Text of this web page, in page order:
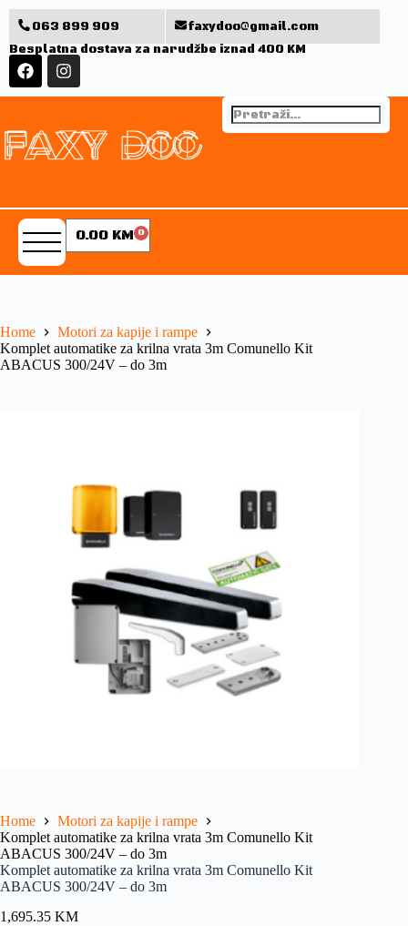
063 899 909
faxydoo@gmail.com
Besplatna dostava za narudžbe iznad 400 KM
0.00 KM 0
Home
Motori za kapije i rampe
Komplet automatike za krilna vrata 3m Comunello Kit
ABACUS 300/24V – do 3m
Home
Motori za kapije i rampe
Komplet automatike za krilna vrata 3m Comunello Kit
ABACUS 300/24V – do 3m
Komplet automatike za krilna vrata 3m Comunello Kit
ABACUS 300/24V – do 3m
1,695.35 KM